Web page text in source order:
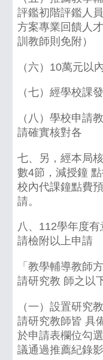
評鑑初階評鑑人
方案專業回饋人
訓教師則免附）
（六）10萬元以
（七）經學校課
（八）學校申請
請確實核對各
七、另，經本局
數4節，減授鐘
校內代課鐘點費
請。
八、112學年度有
請檢附以上申請
「教學輔導教師
請研究教 師之以
（一）設置研究
請研究教師皆 具
於申請表欄位勾
議通過推薦紀錄